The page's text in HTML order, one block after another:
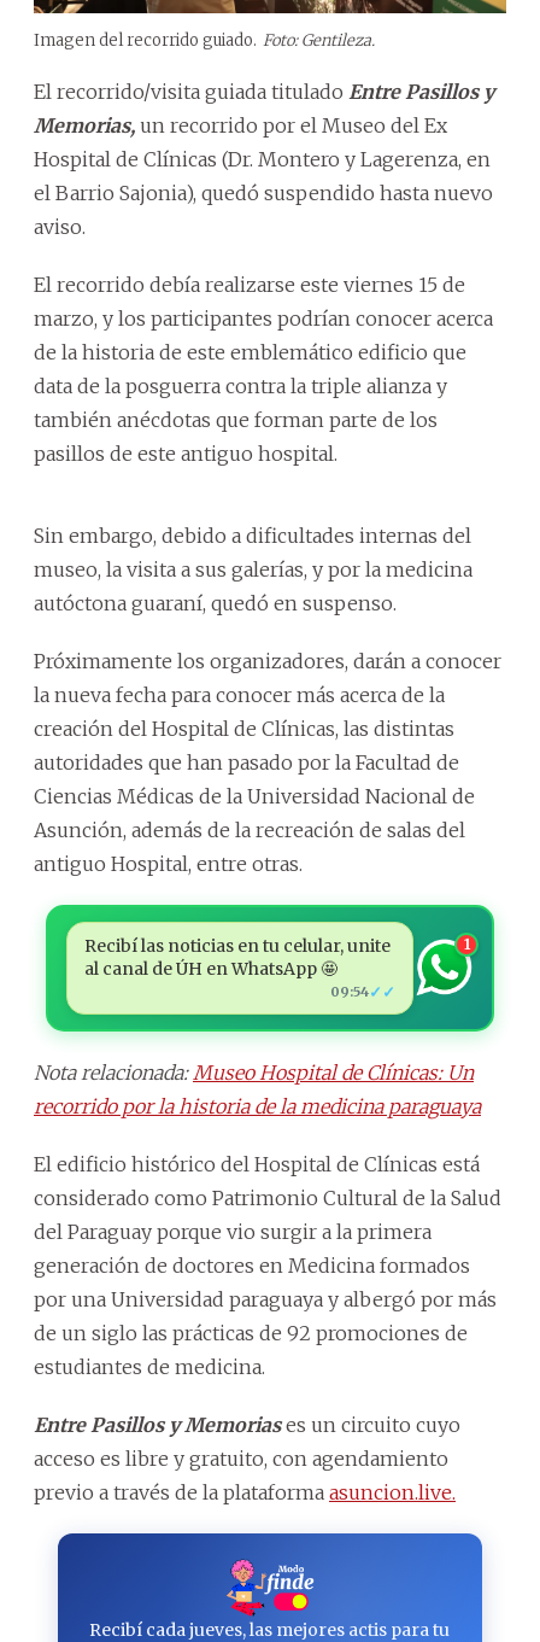
Imagen del recorrido guiado. Foto: Gentileza.
El recorrido/visita guiada titulado Entre Pasillos y
Memorias, un recorrido por el Museo del Ex
Hospital de Clínicas (Dr. Montero y Lagerenza, en
el Barrio Sajonia), quedó suspendido hasta nuevo
aviso.
El recorrido debía realizarse este viernes 15 de
marzo, y los participantes podrían conocer acerca
de la historia de este emblemático edificio que
data de la posguerra contra la triple alianza y
también anécdotas que forman parte de los
pasillos de este antiguo hospital.
Sin embargo, debido a dificultades internas del
museo, la visita a sus galerías, y por la medicina
autóctona guaraní, quedó en suspenso.
Próximamente los organizadores, darán a conocer
la nueva fecha para conocer más acerca de la
creación del Hospital de Clínicas, las distintas
autoridades que han pasado por la Facultad de
Ciencias Médicas de la Universidad Nacional de
Asunción, además de la recreación de salas del
antiguo Hospital, entre otras.
Recibí las noticias en tu celular, unite
al canal de ÚH en WhatsApp 🤩
09:54✓✓
1
Nota relacionada: Museo Hospital de Clínicas: Un
recorrido por la historia de la medicina paraguaya
El edificio histórico del Hospital de Clínicas está
considerado como Patrimonio Cultural de la Salud
del Paraguay porque vio surgir a la primera
generación de doctores en Medicina formados
por una Universidad paraguaya y albergó por más
de un siglo las prácticas de 92 promociones de
estudiantes de medicina.
Entre Pasillos y Memoriases un circuito cuyo
acceso es libre y gratuito, con agendamiento
previo a través de la plataforma asuncion.live.
Recibí cada jueves, las mejores actis para tu